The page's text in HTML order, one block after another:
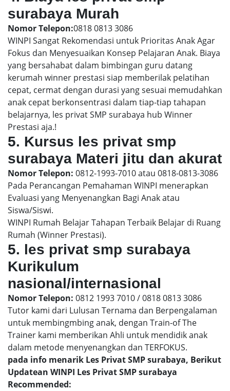
surabaya Murah
Nomor Telepon:0818 0813 3086
WINPI Sangat Rekomendasi untuk Prioritas Anak Agar
Fokus dan Menyesuaikan Konsep Pelajaran Anak. Biaya
yang bersahabat dalam bimbingan guru datang
kerumah winner prestasi siap memberilak pelatihan
cepat, cermat dengan durasi yang sesuai memudahkan
anak cepat berkonsentrasi dalam tiap-tiap tahapan
belajarnya, les privat SMP surabaya hub Winner
Prestasi aja.!
5. Kursus les privat smp
surabaya Materi jitu dan akurat
Nomor Telepon: 0812-1993-7010 atau 0818-0813-3086
Pada Perancangan Pemahaman WINPI menerapkan
Evaluasi yang Menyenangkan Bagi Anak atau
Siswa/Siswi.
WINPI Rumah Belajar Tahapan Terbaik Belajar di Ruang
Rumah (Winner Prestasi).
5. les privat smp surabaya
Kurikulum
nasional/internasional
Nomor Telepon: 0812 1993 7010 / 0818 0813 3086
Tutor kami dari Lulusan Ternama dan Berpengalaman
untuk membingmbing anak, dengan Train-of The
Trainer kami memberikan Ahli untuk mendidik anak
dalam metode menyenangkan dan TERFOKUS.
pada info menarik Les Privat SMP surabaya, Berikut
Updatean WINPI Les Privat SMP surabaya
Recommended: